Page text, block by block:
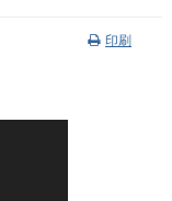
印刷